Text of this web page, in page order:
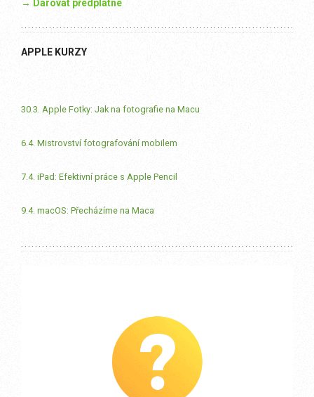
→ Darovat předplatné
APPLE KURZY
30.3. Apple Fotky: Jak na fotografie na Macu
6.4. Mistrovství fotografování mobilem
7.4. iPad: Efektivní práce s Apple Pencil
9.4. macOS: Přecházíme na Maca